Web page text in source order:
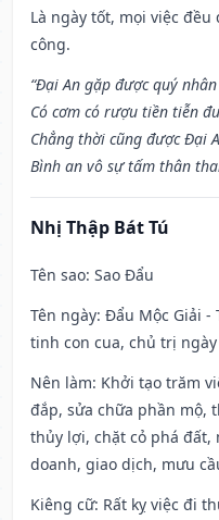
Là ngày tốt, mọi việc
công.
“Đại An gặp được quý nhân
Có cơm có rượu tiền tiễn
Chẳng thời cũng được Đại
Bình an vô sự tấm thân
Nhị Thập Bát Tú
Tên sao: Sao Đẩu
Tên ngày: Đẩu Mộc Giải -
tinh con cua, chủ trị
Nên làm: Khởi tạo trăm
đắp, sửa chữa phần mộ,
thủy lợi, chặt cỏ phá đất,
doanh, giao dịch, mưu
Kiêng cữ: Rất kỵ việc đi